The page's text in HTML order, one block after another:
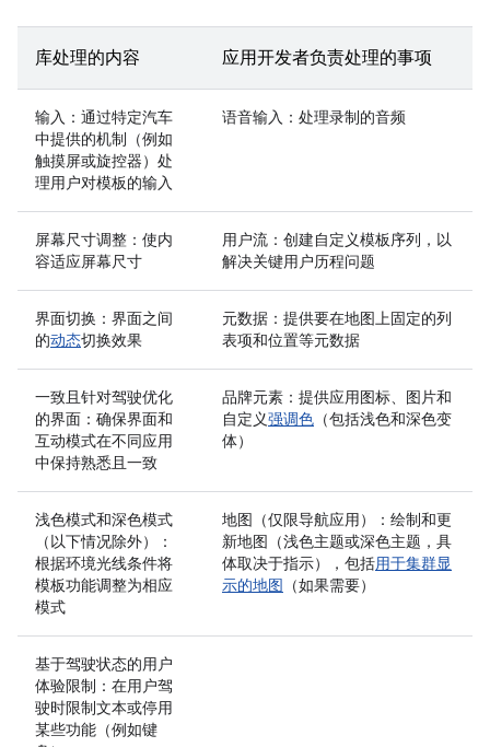
库处理的内容 应用开发者负责处理的事项
输入：通过特定汽车
中提供的机制（例如
触摸屏或旋控器）处
理用户对模板的输入
语音输入：处理录制的音频
屏幕尺寸调整：使内
容适应屏幕尺寸
用户流：创建自定义模板序列，以
解决关键用户历程问题
界面切换：界面之间
的动态切换效果
元数据：提供要在地图上固定的列
表项和位置等元数据
一致且针对驾驶优化
的界面：确保界面和
互动模式在不同应用
中保持熟悉且一致
品牌元素：提供应用图标、图片和
自定义强调色 （包括浅色和深色变
体）
浅色模式和深色模式
（以下情况除外）：
根据环境光线条件将
模板功能调整为相应
模式
地图（仅限导航应用）：绘制和更
新地图（浅色主题或深色主题，具
体取决于指示），包括用于集群显
示的地图 （如果需要）
基于驾驶状态的用户
体验限制：在用户驾
驶时限制文本或停用
某些功能（例如键